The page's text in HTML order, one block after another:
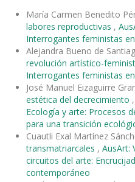
María Carmen Benedito
labores reproductivas ,
Interrogantes feministas
Alejandra Bueno de
revolución artístico-
Interrogantes feministas
José Manuel Eizaguirre
estética del decrecimiento ,
Ecología y arte: Procesos
para una transición
Cuautli Exal Martínez
transmatriarcales , AusArt:
circuitos del arte:
contemporáneo